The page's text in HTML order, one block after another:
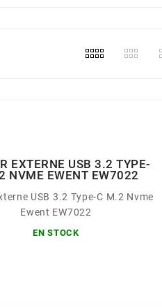
EXTERNE USB 3.2 TYPE-
NVME EWENT EW7022
USB 3.2 Type-C M.2 Nvme
Ewent EW7022
EN STOCK